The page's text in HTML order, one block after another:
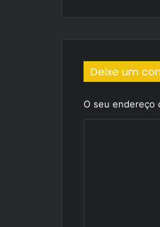
Deixe um
O seu endereço